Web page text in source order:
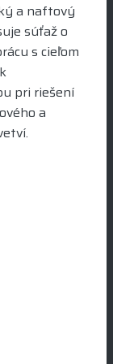
a naftový
súťaž o
s cieľom
pri riešení
a